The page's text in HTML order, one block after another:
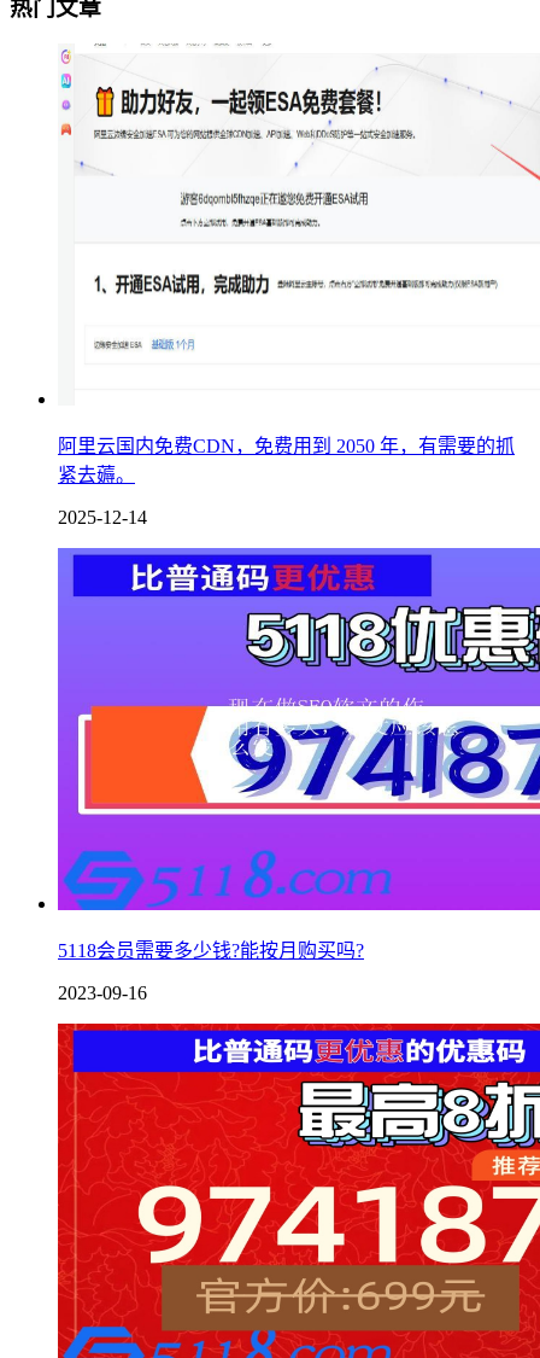
热门文章
阿里云国内免费CDN，免费用到 2050 年，有需要的抓
紧去薅。
2025-12-14
5118会员需要多少钱?能按月购买吗?
2023-09-16